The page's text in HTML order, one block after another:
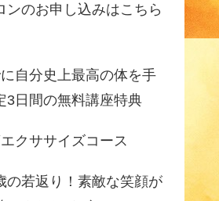
ンのお申し込みはこちら
自分史上最高の体を手
3日間の無料講座特典
クササイズコース
の若返り！素敵な笑顔が